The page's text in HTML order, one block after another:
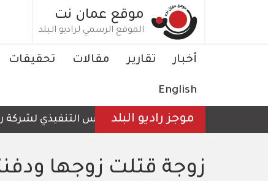
موقع عمان نت
الموقع الرسمي لراديو البلد
Main
أخبار تقارير مقالات تحقيقات
English
موجز راديو البلدالرئيس التنفيذي لشركة
زوجة قتلت زوجها